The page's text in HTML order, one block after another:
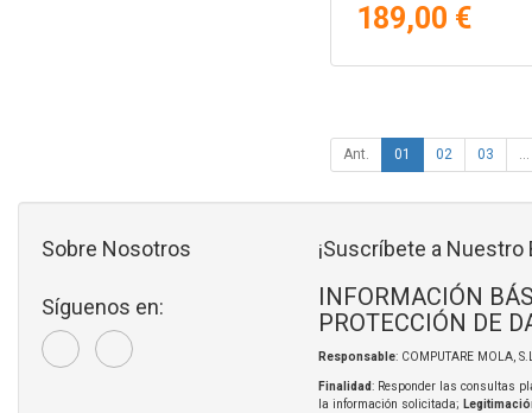
189,00 €
Ant. 01 02 03 ...
Sobre Nosotros
Síguenos en:
¡Suscríbete a Nuestro
INFORMACIÓN
PROTECCIÓN DE
Responsable: COMPUTARE MOLA,
Finalidad: Responder las consultas
la información solicitada;